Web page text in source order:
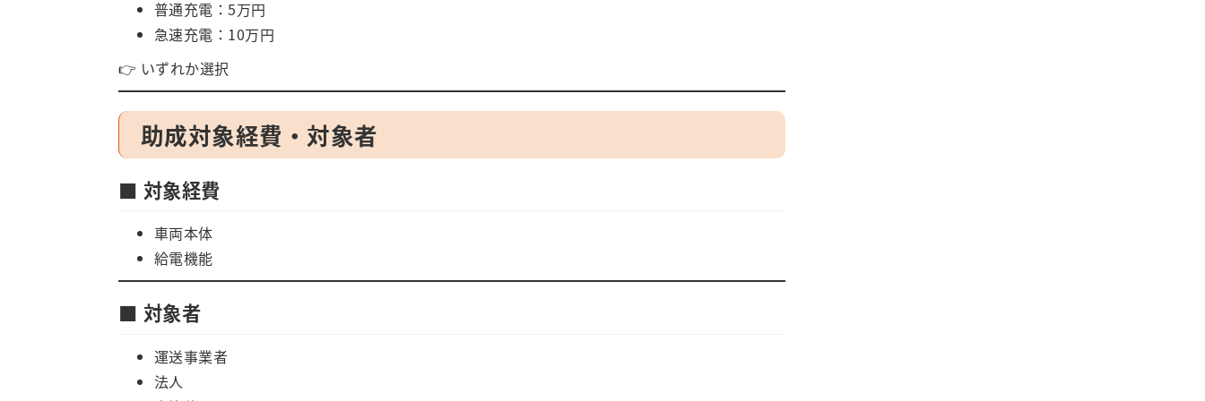
普通充電：5万円
急速充電：10万円
👉 いずれか選択
助成対象経費・対象者
■ 対象経費
車両本体
給電機能
■ 対象者
運送事業者
法人